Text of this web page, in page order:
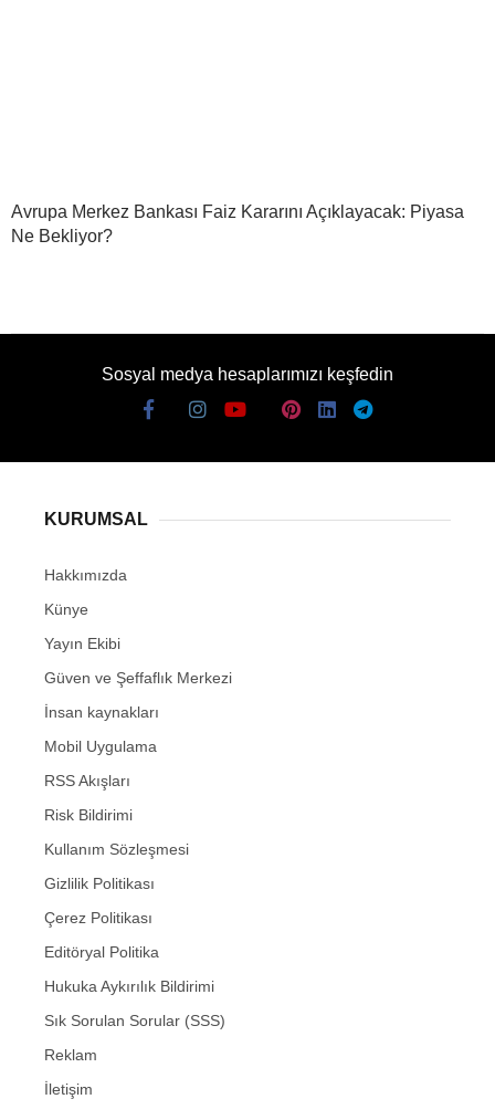
Avrupa Merkez Bankası Faiz Kararını Açıklayacak: Piyasa
Ne Bekliyor?
Sosyal medya hesaplarımızı keşfedin
KURUMSAL
Hakkımızda
Künye
Yayın Ekibi
Güven ve Şeffaflık Merkezi
İnsan kaynakları
Mobil Uygulama
RSS Akışları
Risk Bildirimi
Kullanım Sözleşmesi
Gizlilik Politikası
Çerez Politikası
Editöryal Politika
Hukuka Aykırılık Bildirimi
Sık Sorulan Sorular (SSS)
Reklam
İletişim